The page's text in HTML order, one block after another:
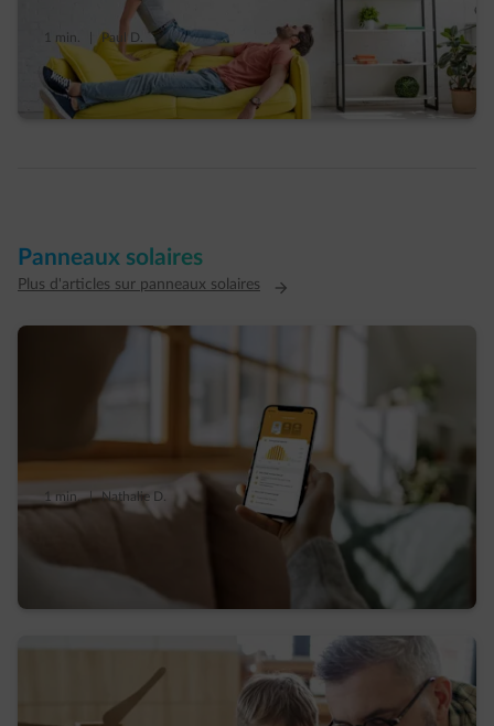
1 min. Paul D.
Faut-il craquer pour un climatiseur cet été ?
Panneaux solaires
Plus d'articles sur panneaux solaires
1 min. | Nathalie D.
Comment utiliser votre énergie solaire avec
Solar Surplus ?